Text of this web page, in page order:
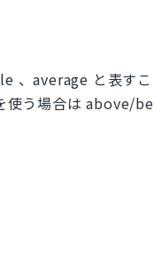
、average と表す
う場合は above/